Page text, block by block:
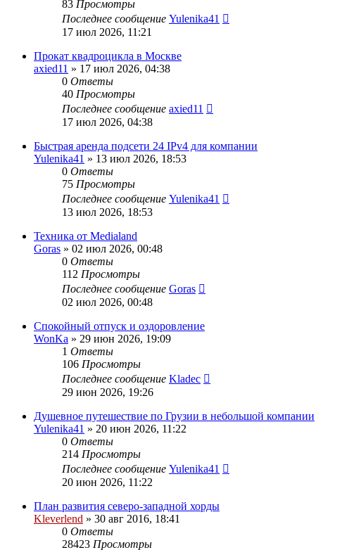
83 Просмотры
Последнее сообщение Yulenika41
17 июл 2026, 11:21
Прокат квадроцикла в Москве
axied11 » 17 июл 2026, 04:38
0 Ответы
40 Просмотры
Последнее сообщение axied11
17 июл 2026, 04:38
Быстрая аренда подсети 24 IPv4 для компании
Yulenika41 » 13 июл 2026, 18:53
0 Ответы
75 Просмотры
Последнее сообщение Yulenika41
13 июл 2026, 18:53
Техника от Medialand
Goras » 02 июл 2026, 00:48
0 Ответы
112 Просмотры
Последнее сообщение Goras
02 июл 2026, 00:48
Спокойный отпуск и оздоровление
WonKa » 29 июн 2026, 19:09
1 Ответы
106 Просмотры
Последнее сообщение Kladec
29 июн 2026, 19:26
Душевное путешествие по Грузии в небольшой компании
Yulenika41 » 20 июн 2026, 11:22
0 Ответы
214 Просмотры
Последнее сообщение Yulenika41
20 июн 2026, 11:22
План развития северо-западной хорды
Kleverlend » 30 авг 2016, 18:41
0 Ответы
28423 Просмотры